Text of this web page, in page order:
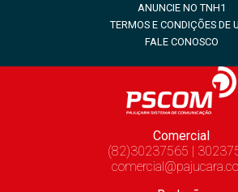
ANUNCIE NO TNH1
TERMOS E CONDIÇÕES DE
FALE CONOSCO
Comercial
(82)30237565 |